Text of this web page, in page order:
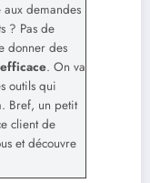
aux demandes
? Pas de
donner des
efficace. On va
outils qui
Bref, un petit
client de
et découvre